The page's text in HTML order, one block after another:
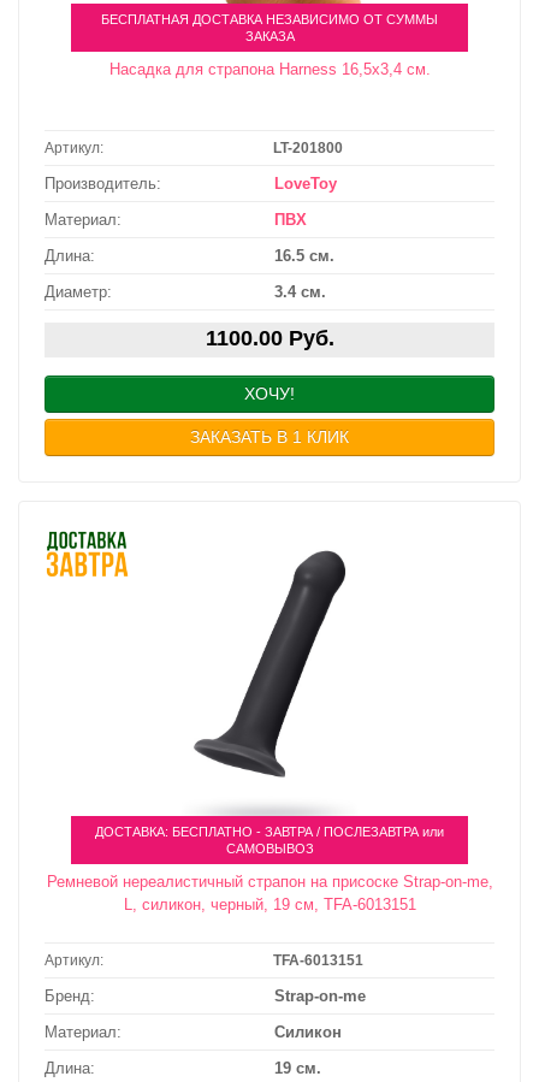
БЕСПЛАТНАЯ ДОСТАВКА НЕЗАВИСИМО ОТ СУММЫ
ЗАКАЗА
Насадка для страпона Harness 16,5х3,4 см.
Артикул: LT-201800
Производитель:
LoveToy
Материал:
ПВХ
Длина:
16.5 см.
Диаметр:
3.4 см.
1100.00 Руб.
ХОЧУ!
ЗАКАЗАТЬ В 1 КЛИК
ДОСТАВКА: БЕСПЛАТНО - ЗАВТРА / ПОСЛЕЗАВТРА или
САМОВЫВОЗ
Ремневой нереалистичный страпон на присоске Strap-on-me,
L, силикон, черный, 19 см, TFA-6013151
Артикул: TFA-6013151
Бренд:
Strap-on-me
Материал:
Силикон
Длина:
19 см.